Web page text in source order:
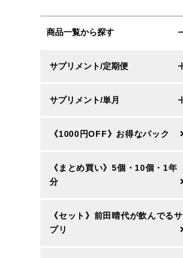
商品一覧から探す
サプリメント/定期便
サプリメント/単月
《1000円OFF》お得なパック
《まとめ買い》5個・10個・1年
分
《セット》前田晴代が飲んでるサ
プリ